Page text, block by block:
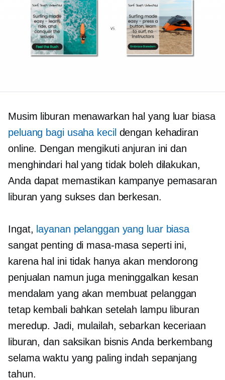
Musim liburan menawarkan hal yang luar biasa
peluang bagi usaha kecildengan kehadiran
online. Dengan mengikuti anjuran ini dan
menghindari hal yang tidak boleh dilakukan,
Anda dapat memastikan kampanye pemasaran
liburan yang sukses dan berkesan.
Ingat, layanan pelanggan yang luar biasa
sangat penting di masa-masa seperti ini,
karena hal ini tidak hanya akan mendorong
penjualan namun juga meninggalkan kesan
mendalam yang akan membuat pelanggan
tetap kembali bahkan setelah lampu liburan
meredup. Jadi, mulailah, sebarkan keceriaan
liburan, dan saksikan bisnis Anda berkembang
selama waktu yang paling indah sepanjang
tahun.